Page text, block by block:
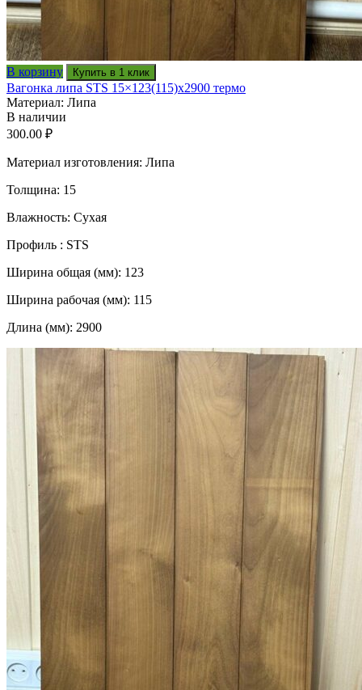
В корзину Купить в 1 клик
Вагонка липа STS 15×123(115)x2900 термо
Материал: Липа
В наличии
300.00 ₽
Материал изготовления: Липа
Толщина: 15
Влажность: Сухая
Профиль : STS
Ширина общая (мм): 123
Ширина рабочая (мм): 115
Длина (мм): 2900